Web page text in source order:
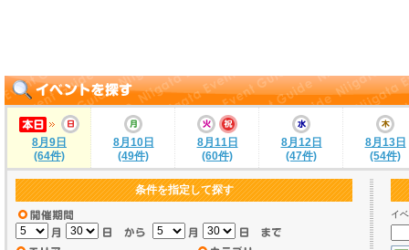
8月9日
(64件)
8月10日
(49件)
8月11日
(60件)
8月12日
(47件)
8月13日
(54件)
条件を指定して探す
イ